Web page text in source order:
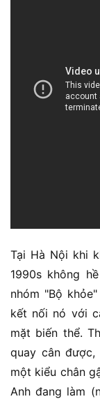
Tại Hà Nội khi
1990s không
nhóm "Bộ
kết nối nó với
mặt biến thể.
quay cân
một kiểu chân
Anh đang làm